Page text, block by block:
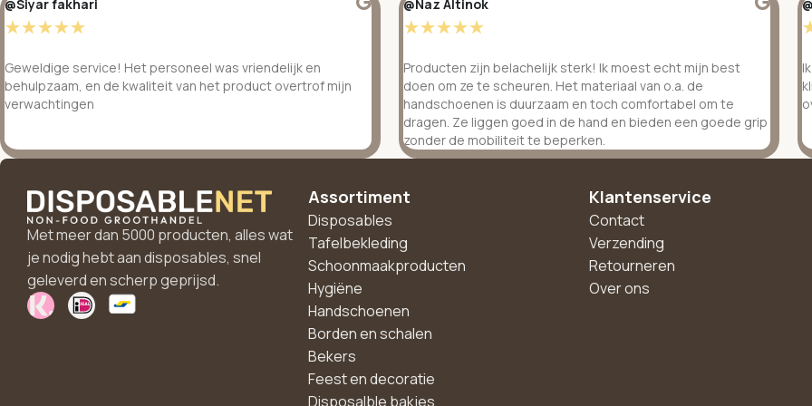
@Siyar fakhari
☆☆☆☆☆
Geweldige service! Het personeel was vriendelijk en
behulpzaam, en de kwaliteit van het product overtrof mijn
verwachtingen
@Naz Altinok
☆☆☆☆☆
Producten zijn belachelijk sterk! Ik moest echt mijn best
doen om ze te scheuren. Het materiaal van o.a. de
handschoenen is duurzaam en toch comfortabel om te
dragen. Ze liggen goed in de hand en bieden een goede grip
zonder de mobiliteit te beperken.
Met meer dan 5000 producten, alles wat
je nodig hebt aan disposables, snel
geleverd en scherp geprijsd.
Assortiment
Disposables
Tafelbekleding
Schoonmaakproducten
Hygiëne
Handschoenen
Borden en schalen
Bekers
Feest en decoratie
Disposalble bakjes
Klantenservice
Contact
Verzending
Retourneren
Over ons